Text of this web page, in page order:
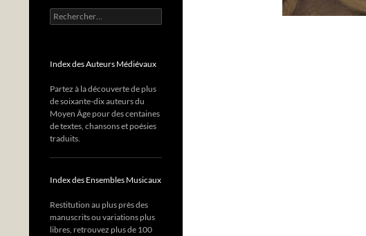
Rechercher :
Index des Auteurs Médiévaux
Partez à la découverte de plus
de soixante-dix auteurs du
Moyen Âge pour des centaines
de textes, chansons et poésies
traduits.
Index des Ensembles Musicaux
Restitution au plus près des
manuscrits ou variations plus
libres, retrouvez plus de 100